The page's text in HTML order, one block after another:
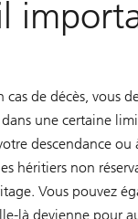
de décès, vous
une certaine
descendance
héritiers non
Vous pouvez
là devienne pour